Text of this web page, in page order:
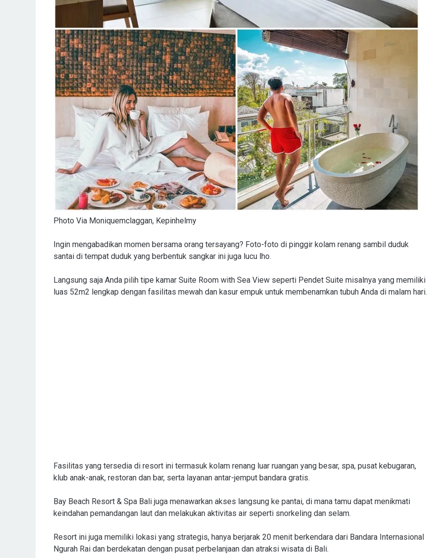
Photo Via Moniquemclaggan, Kepinhelmy
Ingin mengabadikan momen bersama orang tersayang? Foto-foto di pinggir kolam renang sambil duduk
santai di tempat duduk yang berbentuk sangkar ini juga lucu lho.
Langsung saja Anda pilih tipe kamar Suite Room with Sea View seperti Pendet Suite misalnya yang memiliki
luas 52m2 lengkap dengan fasilitas mewah dan kasur empuk untuk membenamkan tubuh Anda di malam hari.
Fasilitas yang tersedia di resort ini termasuk kolam renang luar ruangan yang besar, spa, pusat kebugaran,
klub anak-anak, restoran dan bar, serta layanan antar-jemput bandara gratis.
Bay Beach Resort & Spa Bali juga menawarkan akses langsung ke pantai, di mana tamu dapat menikmati
keindahan pemandangan laut dan melakukan aktivitas air seperti snorkeling dan selam.
Resort ini juga memiliki lokasi yang strategis, hanya berjarak 20 menit berkendara dari Bandara Internasional
Ngurah Rai dan berdekatan dengan pusat perbelanjaan dan atraksi wisata di Bali.